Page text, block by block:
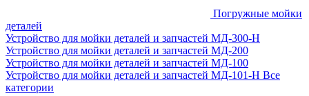
Погружные мойки
деталей
Устройство для мойки деталей и запчастей МД-300-H
Устройство для мойки деталей и запчастей МД-200
Устройство для мойки деталей и запчастей МД-100
Устройство для мойки деталей и запчастей МД-101-Н Все
категории